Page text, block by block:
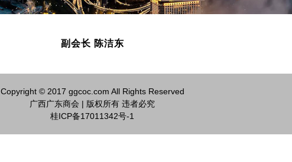
副会长 陈洁东
Copyright © 2017 ggcoc.com All Rights Reserved
广西广东商会 | 版权所有 违者必究
桂ICP备17011342号-1